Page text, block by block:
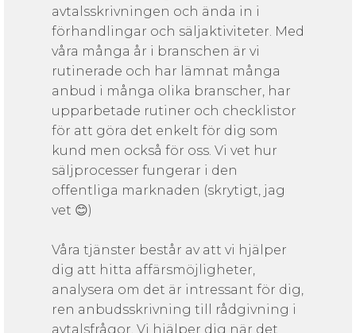
avtalsskrivningen och ända in i
förhandlingar och säljaktiviteter. Med
våra många år i branschen är vi
rutinerade och har lämnat många
anbud i många olika branscher, har
upparbetade rutiner och checklistor
för att göra det enkelt för dig som
kund men också för oss. Vi vet hur
säljprocesser fungerar i den
offentliga marknaden (skrytigt, jag
vet 😊)
Våra tjänster består av att vi hjälper
dig att hitta affärsmöjligheter,
analysera om det är intressant för dig,
ren anbudsskrivning till rådgivning i
avtalsfrågor. Vi hjälper dig när det